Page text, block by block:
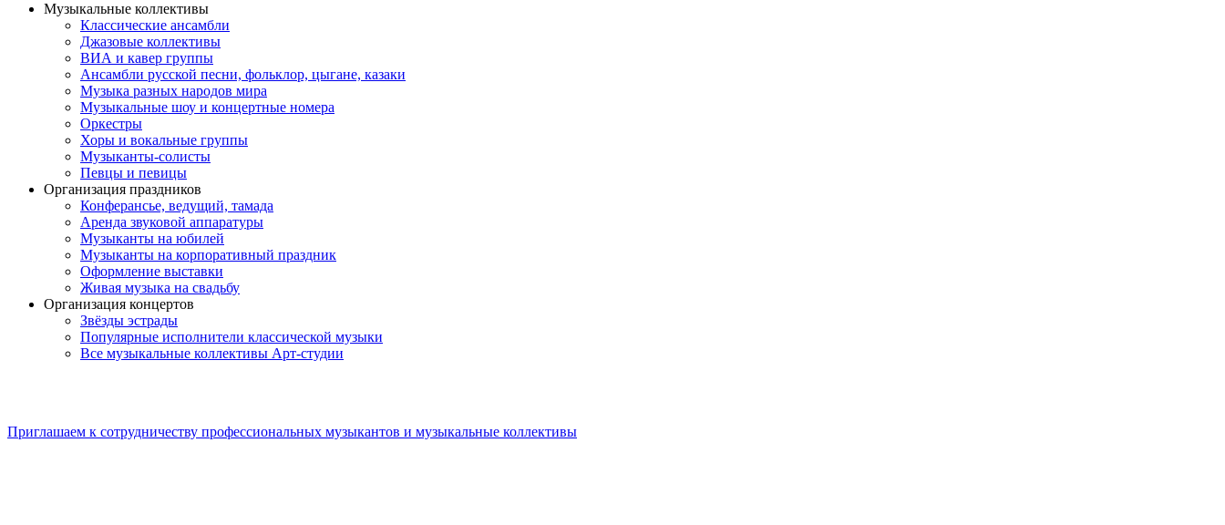
Музыкальные коллективы
Классические ансамбли
Джазовые коллективы
ВИА и кавер группы
Ансамбли русской песни, фольклор, цыгане, казаки
Музыка разных народов мира
Музыкальные шоу и концертные номера
Оркестры
Хоры и вокальные группы
Музыканты-солисты
Певцы и певицы
Организация праздников
Конферансье, ведущий, тамада
Аренда звуковой аппаратуры
Музыканты на юбилей
Музыканты на корпоративный праздник
Оформление выставки
Живая музыка на свадьбу
Организация концертов
Звёзды эстрады
Популярные исполнители классической музыки
Все музыкальные коллективы Арт-студии
Приглашаем к сотрудничеству профессиональных музыкантов и музыкальные коллективы